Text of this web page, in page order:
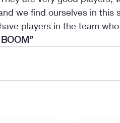
we find ourselves in this
players in the team